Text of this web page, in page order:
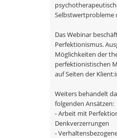
Selbstwertprobleme
Das Webinar
Perfektionismus.
Möglichkeiten der
perfektionistischen
auf Seiten der
Weiters behandelt
folgenden Ansätzen:
- Arbeit mit
Denkverzerrungen
-